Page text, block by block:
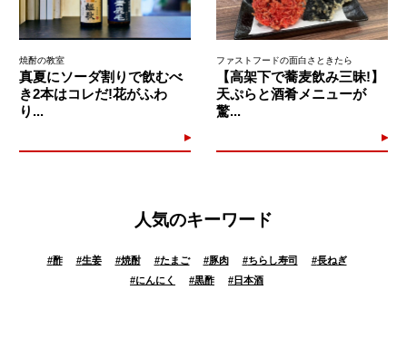
焼酎の教室
真夏にソーダ割りで飲むべ
き2本はコレだ!花がふわ
り...
ファストフードの面白さときたら
【高架下で蕎麦飲み三昧!】
天ぷらと酒肴メニューが
驚...
人気のキーワード
#酢 #生姜 #焼酎 #たまご #豚肉 #ちらし寿司 #長ねぎ
#にんにく #黒酢 # 日本酒